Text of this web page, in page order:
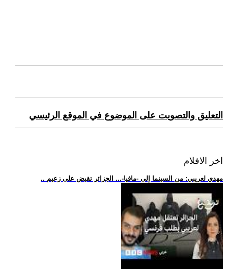
التعليق والتصويت على الموضوع في الموقع الرئيسي
اخر الافلام
.. مهدي لعريبي: من السينما إلى -مافيا-... الجزائر تقبض على زعيم